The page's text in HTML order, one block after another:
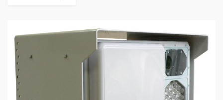
видеофиксации нарушений ПДД. Комплекс
устанавливается сбоку от...